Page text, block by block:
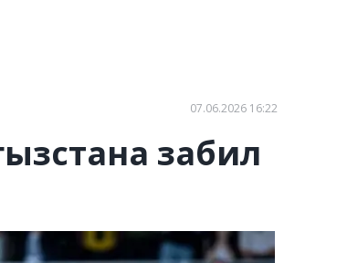
07.06.2026 16:22
забил